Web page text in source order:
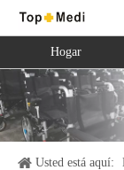
Hogar
Usted está aquí: